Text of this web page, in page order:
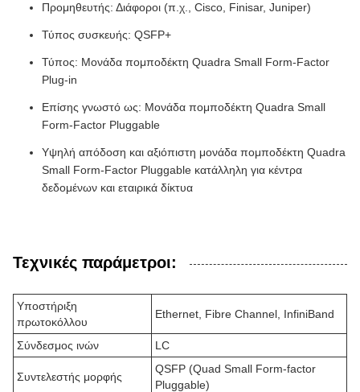
Προμηθευτής: Διάφοροι (π.χ., Cisco, Finisar, Juniper)
Τύπος συσκευής: QSFP+
Τύπος: Μονάδα πομποδέκτη Quadra Small Form-Factor
Plug-in
Επίσης γνωστό ως: Μονάδα πομποδέκτη Quadra Small
Form-Factor Pluggable
Υψηλή απόδοση και αξιόπιστη μονάδα πομποδέκτη Quadra
Small Form-Factor Pluggable κατάλληλη για κέντρα
δεδομένων και εταιρικά δίκτυα
Τεχνικές παράμετροι:
Υποστήριξη
πρωτοκόλλου
Ethernet, Fibre Channel, InfiniBand
Σύνδεσμος ινών LC
Συντελεστής μορφής
QSFP (Quad Small Form-factor
Pluggable)